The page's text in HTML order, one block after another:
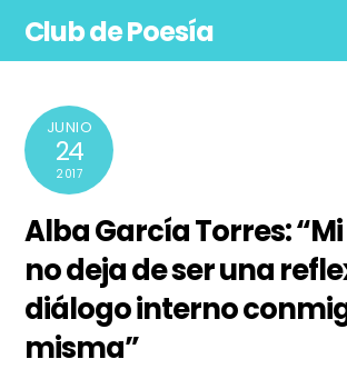
Club de Poesía
JUNIO
24
2017
Alba García Torres:
no deja de ser una
diálogo interno
misma”